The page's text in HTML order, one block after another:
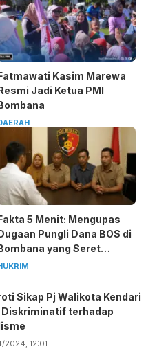
Kasim Marewa
Jadi Ketua PMI
5 Menit: Mengupas
Pungli Dana BOS di
yang Seret
Sekolah
Sikap Pj Walikota Kendari
Diskriminatif terhadap
2024, 12:01